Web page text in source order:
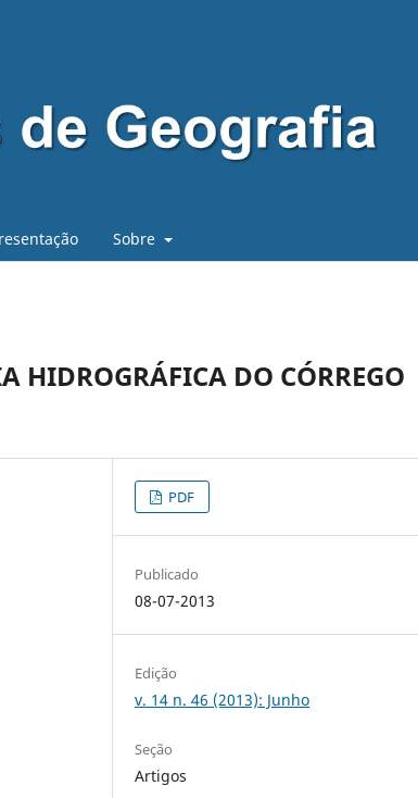
Sobre
HIDROGRÁFICA DO CÓRREGO
PDF
Publicado
08-07-2013
Edição
v. 14 n. 46 (2013): Junho
Seção
Artigos